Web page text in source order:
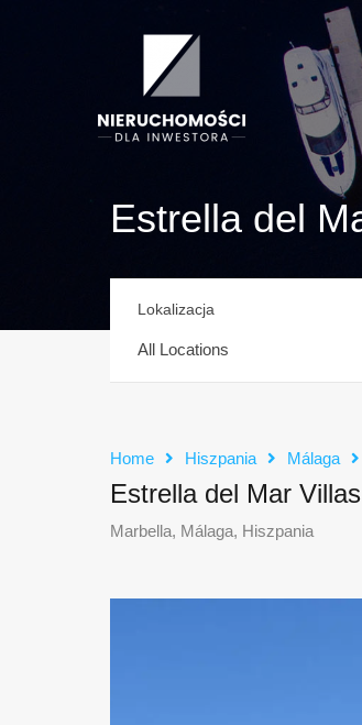
Estrella del
Lokalizacja
All Locations
Home Hiszpania Málaga
Estrella del Mar
Marbella, Málaga, Hiszpania